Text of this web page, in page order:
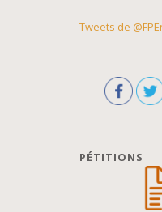
Tweets de
PÉTITIONS